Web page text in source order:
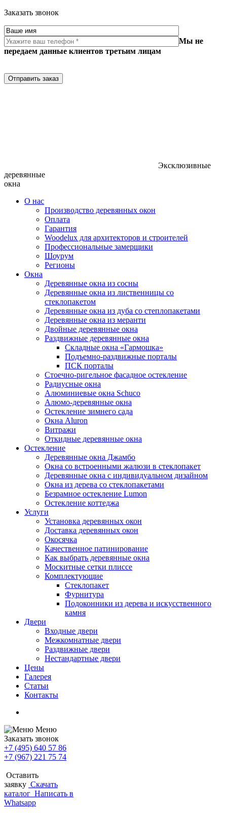
Заказать звонок
Мы не
передаем данные клиентов третьим лицам
Отправить заказ
Эксклюзивные
деревянные
окна
О нас
Производство деревянных окон
Оплата
Гарантия
Woodelux для архитекторов и строителей
Профессиональные замерщики
Шоурум
Регионы
Окна
Деревянные окна из сосны
Деревянные окна из лиственницы со
стеклопакетом
Деревянные окна из дуба со степлопакетами
Деревянные окна из меранти
Двойные деревянные окна
Раздвижные деревянные окна
Складные окна «Гармошка»
Подъемно-раздвижные порталы
ПСК порталы
Стоечно-ригельное фасадное остекление
Радиусные окна
Алюминиевые окна Schuco
Алюмо-деревянные окна
Остекление зимнего сада
Окна Aluron
Витражи
Откидные деревянные окна
Остекление
Деревянные окна Джамбо
Окна со встроенными жалюзи в стеклопакет
Деревянные окна с индивидуальном дизайном
Окна из дерева со стеклопакетами
Безрамное остекление Lumon
Остекление коттеджа
Услуги
Установка деревянных окон
Доставка деревянных окон
Окосячка
Качественное патинирование
Как выбрать деревянные окна
Москитные сетки плиссе
Комплектующие
Стеклопакет
Фурнитура
Подоконники из дерева и искусственного
камня
Двери
Входные двери
Межкомнатные двери
Раздвижные двери
Нестандартные двери
Цены
Галерея
Статьи
Контакты
Меню
Заказать звонок
+7 (495) 640 57 86
+7 (967) 221 75 74
Оставить
заявку Скачать
каталог Написать в
Whatsapp